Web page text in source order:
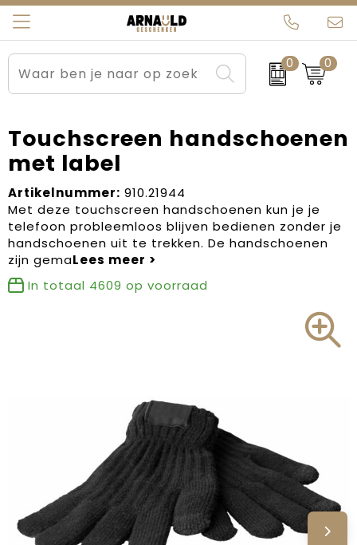
0 0
Relatiegeschenken
Sportkleding
Werkkleding
Kleding en textiel
Tassen
Beurs en Evenementen
Brievenbuspakketten
Carnaval
Dag van de Zorg
Kerstartikelen
Kerstpakketten
Voetbal, EK en WK
Voor de bouw
Zomergeschenken
Arnauld Kerstpakketten
MijnEigenKadootje
Ons team
Contact
Blogs
Touchscreen handschoenen
met label
Artikelnummer: 910.21944
Met deze touchscreen handschoenen kun je je
telefoon probleemloos blijven bedienen zonder je
handschoenen uit te trekken. De handschoenen
zijn gema
In totaal 4609 op voorraad